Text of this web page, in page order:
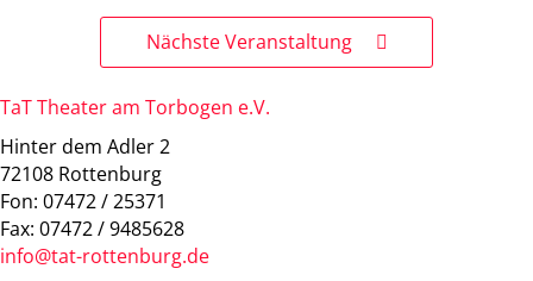
Nächste Veranstaltung
TaT Theater am Torbogen e.V.
Hinter dem Adler 2
72108 Rottenburg
Fon: 07472 / 25371
Fax: 07472 / 9485628
info@tat-rottenburg.de